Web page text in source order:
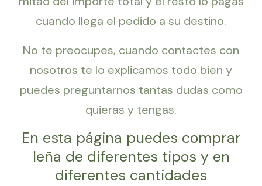
cuando llega el pedido a su destino.
No te preocupes, cuando contactes con
nosotros te lo explicamos todo bien y
puedes preguntarnos tantas dudas como
quieras y tengas.
En esta página puedes comprar
leña de diferentes tipos y en
diferentes cantidades